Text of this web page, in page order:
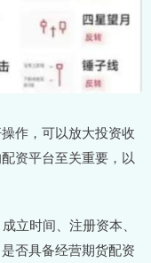
作，可以放大投资收
资平台至关重要，以
立时间、注册资本、
否具备经营期货配资